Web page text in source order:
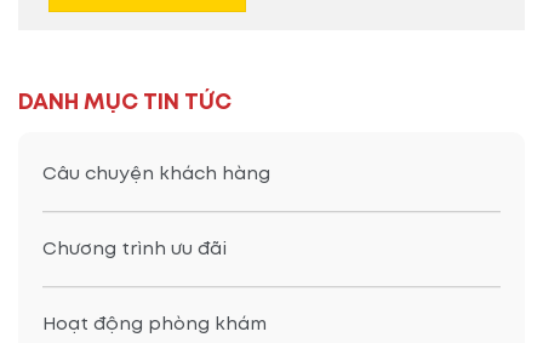
DANH MỤC TIN TỨC
Câu chuyện khách hàng
Chương trình ưu đãi
Hoạt động phòng khám